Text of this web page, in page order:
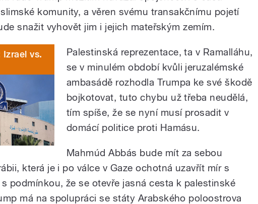
komunity, a věren svému transakčnímu pojetí
snažit vyhovět jim i jejich mateřským zemím.
vs.
Palestinská reprezentace, ta v Ramalláhu,
se v minulém období kvůli jeruzalémské
ambasádě rozhodla Trumpa ke své škodě
bojkotovat, tuto chybu už třeba neudělá,
tím spíše, že se nyní musí prosadit v
domácí politice proti Hamásu.
Mahmúd Abbás bude mít za sebou
která je i po válce v Gaze ochotná uzavřít mír s
s podmínkou, že se otevře jasná cesta k palestinské
má na spolupráci se státy Arabského poloostrova